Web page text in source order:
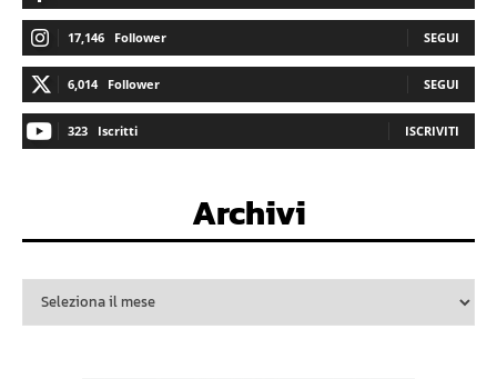
17,146 Follower SEGUI
6,014 Follower SEGUI
323 Iscritti ISCRIVITI
Archivi